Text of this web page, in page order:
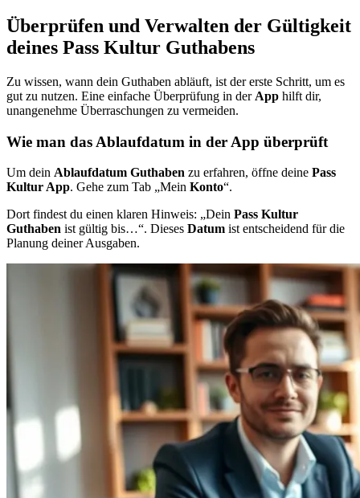
Überprüfen und Verwalten der Gültigkeit
deines Pass Kultur Guthabens
Zu wissen, wann dein Guthaben abläuft, ist der erste Schritt, um es
gut zu nutzen. Eine einfache Überprüfung in der App hilft dir,
unangenehme Überraschungen zu vermeiden.
Wie man das Ablaufdatum in der App überprüft
Um dein Ablaufdatum Guthaben zu erfahren, öffne deine Pass
Kultur App. Gehe zum Tab „Mein Konto“.
Dort findest du einen klaren Hinweis: „Dein Pass Kultur
Guthaben ist gültig bis…“. Dieses Datum ist entscheidend für die
Planung deiner Ausgaben.